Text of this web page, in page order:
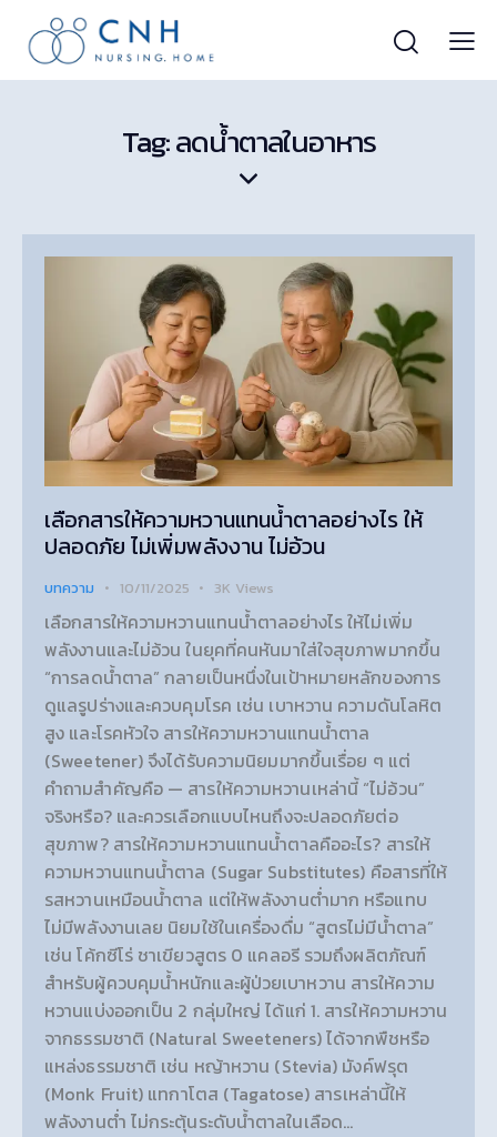
Tag: ลดน้ำตาลในอาหาร
เลือกสารให้ความหวานแทนน้ำตาลอย่างไร ให้
ปลอดภัย ไม่เพิ่มพลังงาน ไม่อ้วน
บทความ 10/11/2025 3K Views
เลือกสารให้ความหวานแทนน้ำตาลอย่างไร ให้ไม่เพิ่ม
พลังงานและไม่อ้วน ในยุคที่คนหันมาใส่ใจสุขภาพมากขึ้น
“การลดน้ำตาล” กลายเป็นหนึ่งในเป้าหมายหลักของการ
ดูแลรูปร่างและควบคุมโรค เช่น เบาหวาน ความดันโลหิต
สูง และโรคหัวใจ สารให้ความหวานแทนน้ำตาล
(Sweetener) จึงได้รับความนิยมมากขึ้นเรื่อย ๆ แต่
คำถามสำคัญคือ — สารให้ความหวานเหล่านี้ “ไม่อ้วน”
จริงหรือ? และควรเลือกแบบไหนถึงจะปลอดภัยต่อ
สุขภาพ? สารให้ความหวานแทนน้ำตาลคืออะไร? สารให้
ความหวานแทนน้ำตาล (Sugar Substitutes) คือสารที่ให้
รสหวานเหมือนน้ำตาล แต่ให้พลังงานต่ำมาก หรือแทบ
ไม่มีพลังงานเลย นิยมใช้ในเครื่องดื่ม “สูตรไม่มีน้ำตาล”
เช่น โค้กซีโร่ ชาเขียวสูตร 0 แคลอรี รวมถึงผลิตภัณฑ์
สำหรับผู้ควบคุมน้ำหนักและผู้ป่วยเบาหวาน สารให้ความ
หวานแบ่งออกเป็น 2 กลุ่มใหญ่ ได้แก่ 1. สารให้ความหวาน
จากธรรมชาติ (Natural Sweeteners) ได้จากพืชหรือ
แหล่งธรรมชาติ เช่น หญ้าหวาน (Stevia) มังค์ฟรุต
(Monk Fruit) แทกาโตส (Tagatose) สารเหล่านี้ให้
พลังงานต่ำ ไม่กระตุ้นระดับน้ำตาลในเลือด…